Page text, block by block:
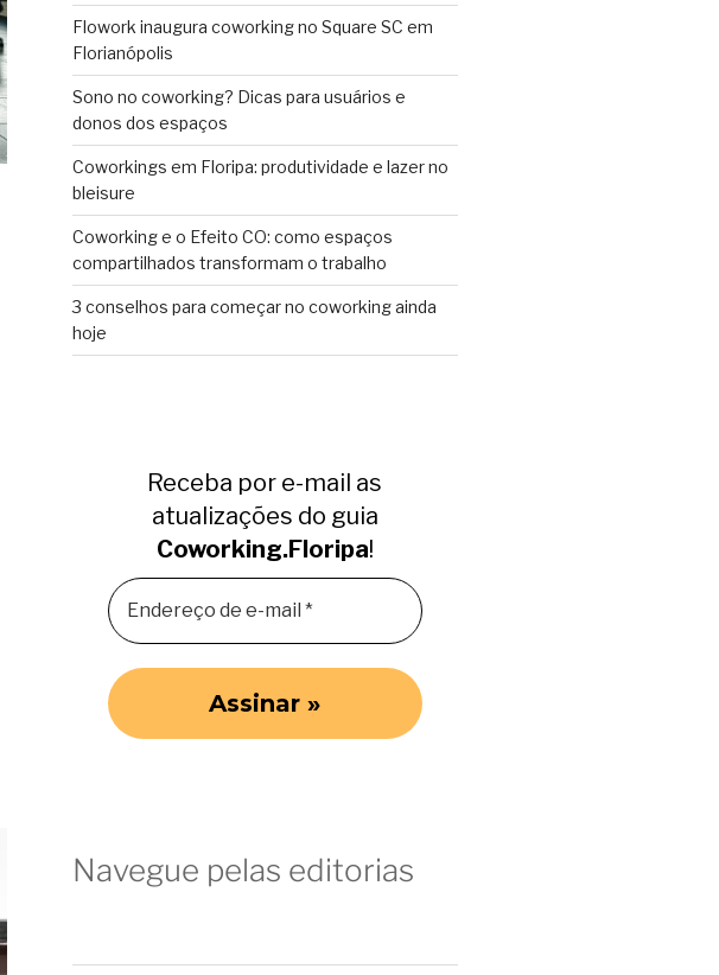
Flowork inaugura coworking no Square SC em
Florianópolis
Sono no coworking? Dicas para usuários e
donos dos espaços
Coworkings em Floripa: produtividade e lazer no
bleisure
Coworking e o Efeito CO: como espaços
compartilhados transformam o trabalho
3 conselhos para começar no coworking ainda
hoje
Receba por e-mail as
atualizações do guia
Coworking.Floripa!
Navegue pelas editorias